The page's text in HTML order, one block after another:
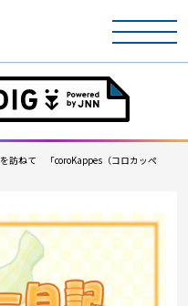
訪ねて 「coroKappes（コロカッペ